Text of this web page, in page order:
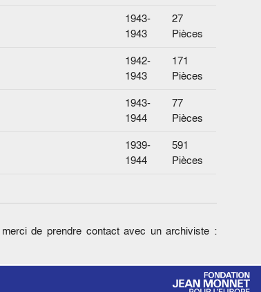
1943-
1943
27
Pièces
1942-
1943
171
Pièces
1943-
1944
77
Pièces
1939-
1944
591
Pièces
de prendre contact avec un archiviste :